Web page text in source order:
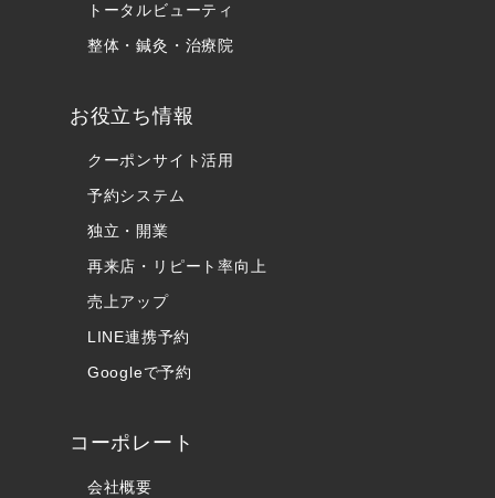
トータルビューティ
整体・鍼灸・治療院
お役立ち情報
クーポンサイト活用
予約システム
独立・開業
再来店・リピート率向上
売上アップ
LINE連携予約
Googleで予約
コーポレート
会社概要